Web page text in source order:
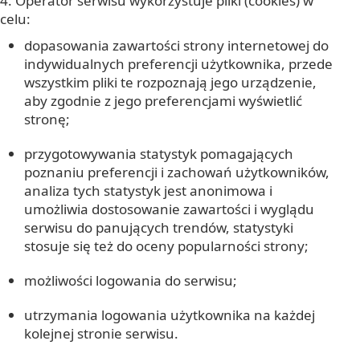
celu:
dopasowania zawartości strony internetowej do
indywidualnych preferencji użytkownika, przede
wszystkim pliki te rozpoznają jego urządzenie,
aby zgodnie z jego preferencjami wyświetlić
stronę;
przygotowywania statystyk pomagających
poznaniu preferencji i zachowań użytkowników,
analiza tych statystyk jest anonimowa i
umożliwia dostosowanie zawartości i wyglądu
serwisu do panujących trendów, statystyki
stosuje się też do oceny popularności strony;
możliwości logowania do serwisu;
utrzymania logowania użytkownika na każdej
kolejnej stronie serwisu.